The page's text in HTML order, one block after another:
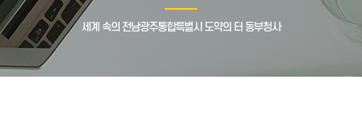
세계 속의 전남광주통합특별시 도약의 터 동부청사